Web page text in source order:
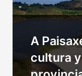
A
cultura